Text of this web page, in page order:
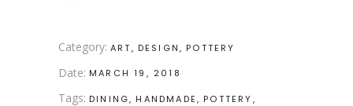
Category: ART DESIGN POTTERY
Date: MARCH 19, 2018
Tags: DINING HANDMADE POTTERY